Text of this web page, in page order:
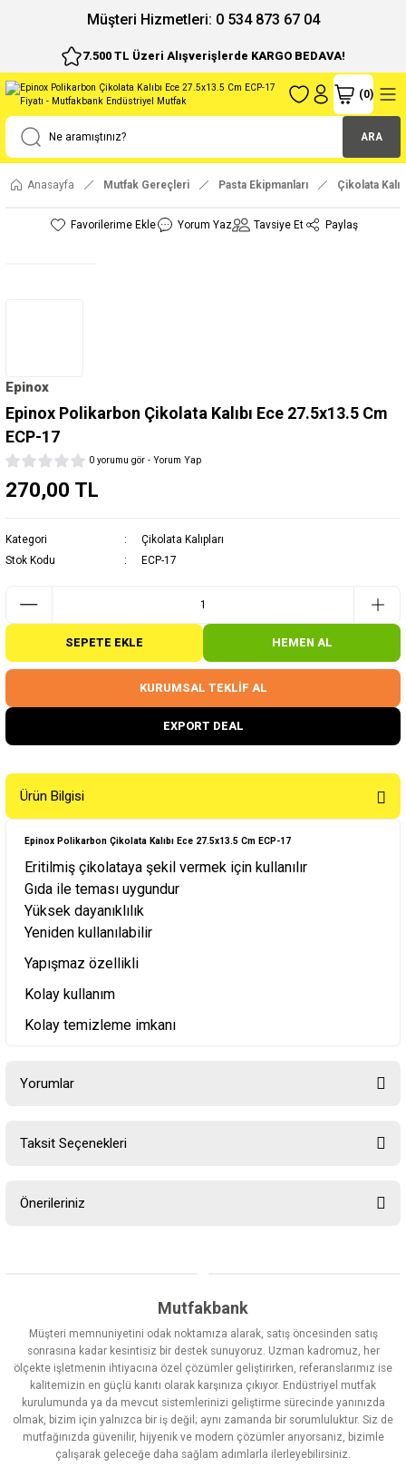
Müşteri Hizmetleri: 0 534 873 67 04
7.500 TL Üzeri Alışverişlerde KARGO BEDAVA!
ARA
(0)
Anasayfa Mutfak Gereçleri Pasta Ekipmanları Çikolata
Yorum Yaz Tavsiye Et Paylaş
Epinox
Epinox Polikarbon Çikolata Kalıbı Ece 27.5x13.5 Cm
ECP-17
0 yorumu gör - Yorum Yap
270,00 TL
Kategori
Çikolata Kalıpları
Stok Kodu
ECP-17
SEPETE EKLE HEMEN AL
KURUMSAL TEKLİF AL
EXPORT DEAL
Ürün Bilgisi
Epinox Polikarbon Çikolata Kalıbı Ece 27.5x13.5 Cm ECP-17
Eritilmiş çikolataya şekil vermek için kullanılır
Gıda ile teması uygundur
Yüksek dayanıklılık
Yeniden kullanılabilir
Yapışmaz özellikli
Kolay kullanım
Kolay temizleme imkanı
Yorumlar
Taksit Seçenekleri
Önerileriniz
Görüş ve önerileriniz için teşekkür ederiz.
Ürün resmi kalitesiz, bozuk veya görüntülenemiyor.
Ürün açıklamasında eksik bilgiler bulunuyor.
Ürün bilgilerinde hatalar bulunuyor.
Ürün fiyatı diğer sitelerden daha pahalı.
Bu ürüne benzer farklı alternatifler olmalı.
Mutfakbank
Müşteri memnuniyetini odak noktamıza alarak, satış öncesinden satış
sonrasına kadar kesintisiz bir destek sunuyoruz. Uzman kadromuz, her
ölçekte işletmenin ihtiyacına özel çözümler geliştirirken, referanslarımız ise
kalitemizin en güçlü kanıtı olarak karşınıza çıkıyor. Endüstriyel mutfak
kurulumunda ya da mevcut sistemlerinizi geliştirme sürecinde yanınızda
olmak, bizim için yalnızca bir iş değil; aynı zamanda bir sorumluluktur. Siz de
mutfağınızda güvenilir, hijyenik ve modern çözümler arıyorsanız, bizimle
çalışarak geleceğe daha sağlam adımlarla ilerleyebilirsiniz.